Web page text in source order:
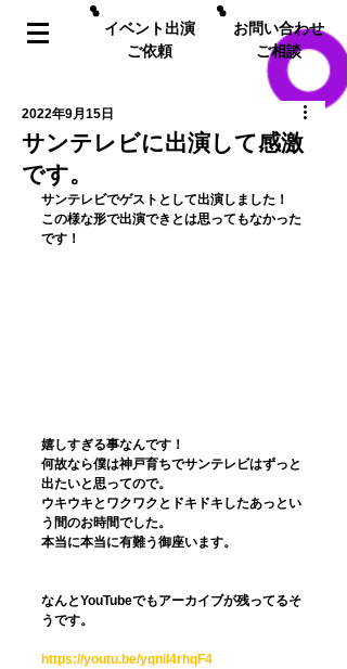
イベント出演
ご依頼
お問い合わせ
ご相談
サンテレビに出演して感激
です。
2022年9月15日
サンテレビでゲストとして出演しました！
この様な形で出演できとは思ってもなかった
です！
嬉しすぎる事なんです！
何故なら僕は神戸育ちでサンテレビはずっと
出たいと思ってので。
ウキウキとワクワクとドキドキしたあっとい
う間のお時間でした。
本当に本当に有難う御座います。
なんとYouTubeでもアーカイブが残ってるそ
うです。
https://youtu.be/yqnil4rhqF4